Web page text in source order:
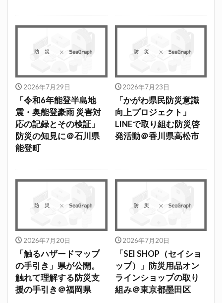
2026年7月29日
「令和6年能登半島地
震・奥能登豪雨 災害対
応の記録とその検証」
防災の知見に＠石川県
能登町
2026年7月23日
「かがわ県民防災意識
向上プロジェクト」
LINEで取り組む防災啓
発活動＠香川県高松市
2026年7月20日
「触るハザードマップ
の手引き」県が公開。
触れて理解する防災支
援の手引き＠福岡県
2026年7月20日
「SEI SHOP（セイショ
ップ）」防災用品オン
ラインショップの取り
組み＠東京都墨田区